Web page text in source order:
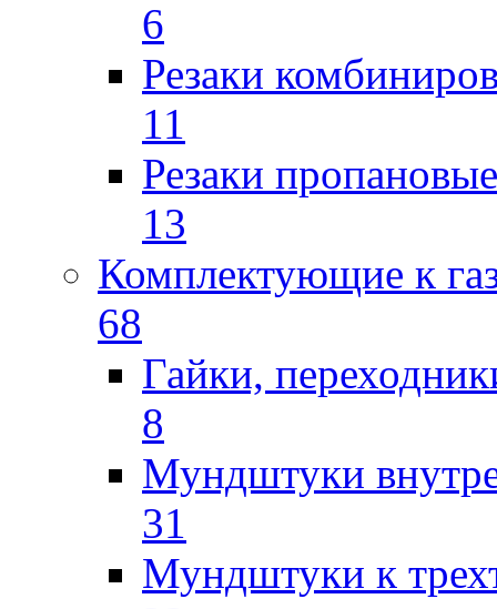
6
Резаки
11
Резаки пропановые
13
Комплектующие к
68
Гайки,
8
Мундштуки
31
Мундштуки к